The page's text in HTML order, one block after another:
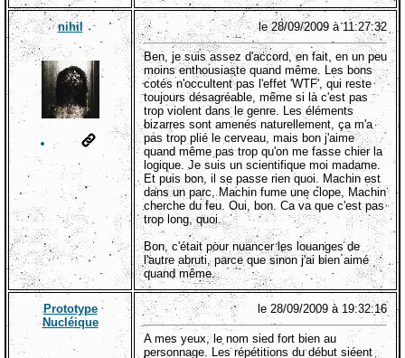
nihil le 28/09/2009 à 11:27:32
Ben, je suis assez d'accord, en fait, en un peu
moins enthousiaste quand même. Les bons
cotés n'occultent pas l'effet 'WTF', qui reste
toujours désagréable, même si là c'est pas
trop violent dans le genre. Les éléments
bizarres sont amenés naturellement, ça m'a
pas trop plié le cerveau, mais bon j'aime
quand même pas trop qu'on me fasse chier la
logique. Je suis un scientifique moi madame.
Et puis bon, il se passe rien quoi. Machin est
dans un parc, Machin fume une clope, Machin
cherche du feu. Oui, bon. Ca va que c'est pas
trop long, quoi.
Bon, c'était pour nuancer les louanges de
l'autre abruti, parce que sinon j'ai bien aimé
quand même.
Prototype
Nucléique
le 28/09/2009 à 19:32:16
A mes yeux, le nom sied fort bien au
personnage. Les répétitions du début siéent